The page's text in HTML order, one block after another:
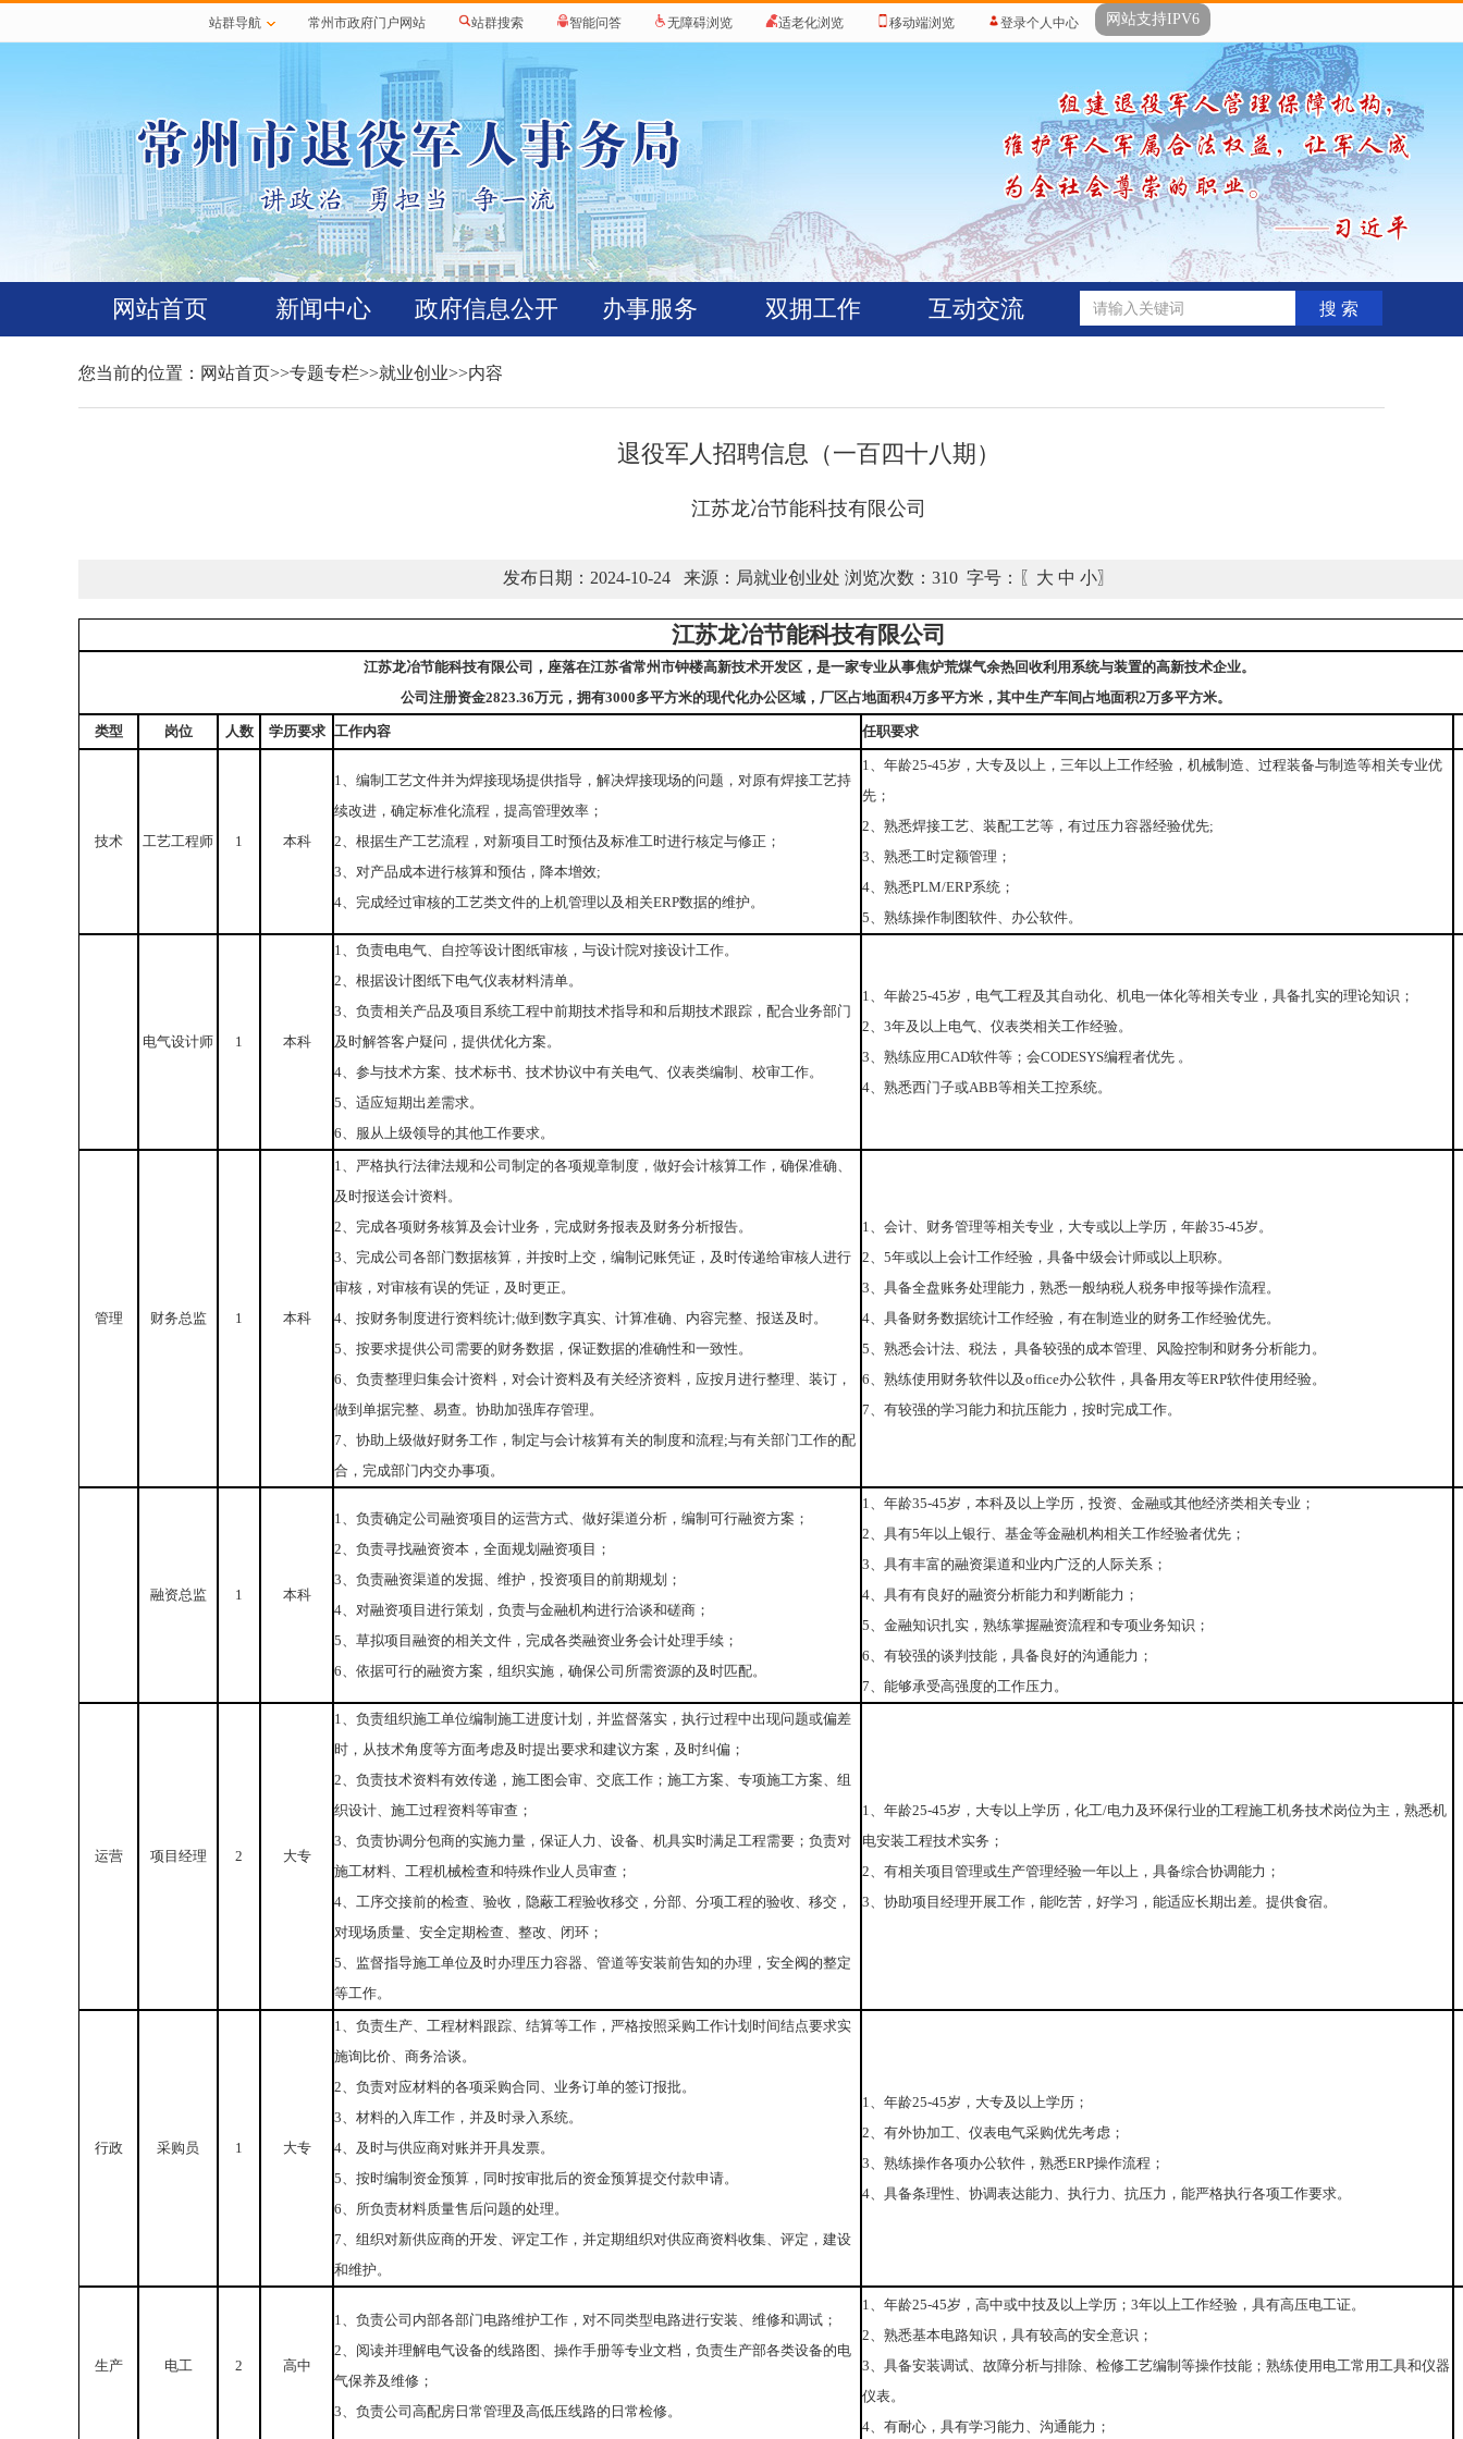
站群导航 常州市政府门户网站 站群搜索 智能问答 无障碍浏览 适老化浏览 移动端浏览 登录个人中心 网站支持IPV6
网站首页 新闻中心 政府信息公开 办事服务 双拥工作 互动交流 搜 索
您当前的位置： 网站首页>>专题专栏>>就业创业>>内容
退役军人招聘信息（一百四十八期）
江苏龙冶节能科技有限公司
发布日期：2024-10-24 来源：局就业创业处 浏览次数： 310 字号：〖 大 中 小〗
江苏龙冶节能科技有限公司
江苏龙冶节能科技有限公司，座落在江苏省常州市钟楼高新技术开发区，是一家专业从事焦炉荒煤气余热回收利用系统与装置的高新技术企业。
公司注册资金2823.36万元，拥有3000多平方米的现代化办公区域，厂区占地面积4万多平方米，其中生产车间占地面积2万多平方米。
类型 岗位 人数 学历要求 工作内容 任职要求
技术 工艺工程师 1 本科
1、编制工艺文件并为焊接现场提供指导，解决焊接现场的问题，对原有焊接工艺持
续改进，确定标准化流程，提高管理效率；
2、根据生产工艺流程，对新项目工时预估及标准工时进行核定与修正；
3、对产品成本进行核算和预估，降本增效;
4、完成经过审核的工艺类文件的上机管理以及相关ERP数据的维护。
1、年龄25-45岁，大专及以上，三年以上工作经验，机械制造、过程装备与制造等相关专业优
先；
2、熟悉焊接工艺、装配工艺等，有过压力容器经验优先;
3、熟悉工时定额管理；
4、熟悉PLM/ERP系统；
5、熟练操作制图软件、办公软件。
电气设计师 1 本科
1、负责电电气、自控等设计图纸审核，与设计院对接设计工作。
2、根据设计图纸下电气仪表材料清单。
3、负责相关产品及项目系统工程中前期技术指导和和后期技术跟踪，配合业务部门
及时解答客户疑问，提供优化方案。
4、参与技术方案、技术标书、技术协议中有关电气、仪表类编制、校审工作。
5、适应短期出差需求。
6、服从上级领导的其他工作要求。
1、年龄25-45岁，电气工程及其自动化、机电一体化等相关专业，具备扎实的理论知识；
2、3年及以上电气、仪表类相关工作经验。
3、熟练应用CAD软件等；会CODESYS编程者优先 。
4、熟悉西门子或ABB等相关工控系统。
管理 财务总监 1 本科
1、严格执行法律法规和公司制定的各项规章制度，做好会计核算工作，确保准确、
及时报送会计资料。
2、完成各项财务核算及会计业务，完成财务报表及财务分析报告。
3、完成公司各部门数据核算，并按时上交，编制记账凭证，及时传递给审核人进行
审核，对审核有误的凭证，及时更正。
4、按财务制度进行资料统计;做到数字真实、计算准确、内容完整、报送及时。
5、按要求提供公司需要的财务数据，保证数据的准确性和一致性。
6、负责整理归集会计资料，对会计资料及有关经济资料，应按月进行整理、装订，
做到单据完整、易查。协助加强库存管理。
7、协助上级做好财务工作，制定与会计核算有关的制度和流程;与有关部门工作的配
合，完成部门内交办事项。
1、会计、财务管理等相关专业，大专或以上学历，年龄35-45岁。
2、5年或以上会计工作经验，具备中级会计师或以上职称。
3、具备全盘账务处理能力，熟悉一般纳税人税务申报等操作流程。
4、具备财务数据统计工作经验，有在制造业的财务工作经验优先。
5、熟悉会计法、税法， 具备较强的成本管理、风险控制和财务分析能力。
6、熟练使用财务软件以及office办公软件，具备用友等ERP软件使用经验。
7、有较强的学习能力和抗压能力，按时完成工作。
融资总监 1 本科
1、负责确定公司融资项目的运营方式、做好渠道分析，编制可行融资方案；
2、负责寻找融资资本，全面规划融资项目；
3、负责融资渠道的发掘、维护，投资项目的前期规划；
4、对融资项目进行策划，负责与金融机构进行洽谈和磋商；
5、草拟项目融资的相关文件，完成各类融资业务会计处理手续；
6、依据可行的融资方案，组织实施，确保公司所需资源的及时匹配。
1、年龄35-45岁，本科及以上学历，投资、金融或其他经济类相关专业；
2、具有5年以上银行、基金等金融机构相关工作经验者优先；
3、具有丰富的融资渠道和业内广泛的人际关系；
4、具有有良好的融资分析能力和判断能力；
5、金融知识扎实，熟练掌握融资流程和专项业务知识；
6、有较强的谈判技能，具备良好的沟通能力；
7、能够承受高强度的工作压力。
运营 项目经理 2 大专
1、负责组织施工单位编制施工进度计划，并监督落实，执行过程中出现问题或偏差
时，从技术角度等方面考虑及时提出要求和建议方案，及时纠偏；
2、负责技术资料有效传递，施工图会审、交底工作；施工方案、专项施工方案、组
织设计、施工过程资料等审查；
3、负责协调分包商的实施力量，保证人力、设备、机具实时满足工程需要；负责对
施工材料、工程机械检查和特殊作业人员审查；
4、工序交接前的检查、验收，隐蔽工程验收移交，分部、分项工程的验收、移交，
对现场质量、安全定期检查、整改、闭环；
5、监督指导施工单位及时办理压力容器、管道等安装前告知的办理，安全阀的整定
等工作。
1、年龄25-45岁，大专以上学历，化工/电力及环保行业的工程施工机务技术岗位为主，熟悉机
电安装工程技术实务；
2、有相关项目管理或生产管理经验一年以上，具备综合协调能力；
3、协助项目经理开展工作，能吃苦，好学习，能适应长期出差。提供食宿。
行政 采购员 1 大专
1、负责生产、工程材料跟踪、结算等工作，严格按照采购工作计划时间结点要求实
施询比价、商务洽谈。
2、负责对应材料的各项采购合同、业务订单的签订报批。
3、材料的入库工作，并及时录入系统。
4、及时与供应商对账并开具发票。
5、按时编制资金预算，同时按审批后的资金预算提交付款申请。
6、所负责材料质量售后问题的处理。
7、组织对新供应商的开发、评定工作，并定期组织对供应商资料收集、评定，建设
和维护。
1、年龄25-45岁，大专及以上学历；
2、有外协加工、仪表电气采购优先考虑；
3、熟练操作各项办公软件，熟悉ERP操作流程；
4、具备条理性、协调表达能力、执行力、抗压力，能严格执行各项工作要求。
生产 电工 2 高中
1、负责公司内部各部门电路维护工作，对不同类型电路进行安装、维修和调试；
2、阅读并理解电气设备的线路图、操作手册等专业文档，负责生产部各类设备的电
气保养及维修；
3、负责公司高配房日常管理及高低压线路的日常检修。
1、年龄25-45岁，高中或中技及以上学历；3年以上工作经验，具有高压电工证。
2、熟悉基本电路知识，具有较高的安全意识；
3、具备安装调试、故障分析与排除、检修工艺编制等操作技能；熟练使用电工常用工具和仪器
仪表。
4、有耐心，具有学习能力、沟通能力；